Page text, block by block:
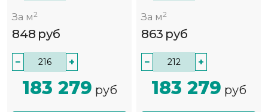
За м2
848 руб
− +
183 279 руб
За м2
863 руб
− +
183 279 руб